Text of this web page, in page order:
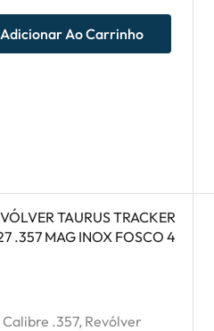
Adicionar Ao Carrinho
Calibre .357, Revólver